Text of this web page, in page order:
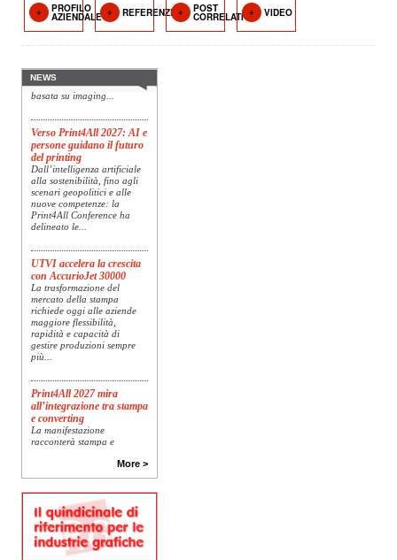
ZOOM
TEMATICI
PROFILO
AZIENDALE REFERENZE POST
CORRELATI VIDEO
NEWS
Konica Minolta presenta
Specim RETEX
Konica Minolta, realtà di
riferimento a livello globale
presenta Specim RETEX,
una soluzione completa
basata su imaging...
Verso Print4All 2027: AI e
persone guidano il futuro
del printing
Dall’intelligenza artificiale
alla sostenibilità, fino agli
scenari geopolitici e alle
nuove competenze: la
Print4All Conference ha
delineato le...
UTVI accelera la crescita
con AccurioJet 30000
La trasformazione del
mercato della stampa
richiede oggi alle aziende
maggiore flessibilità,
rapidità e capacità di
gestire produzioni sempre
più...
Print4All 2027 mira
all’integrazione tra stampa
e converting
La manifestazione
racconterà stampa e
package printing alle
Una...
Platinum Technologies
presenta SIGNATURE
More >